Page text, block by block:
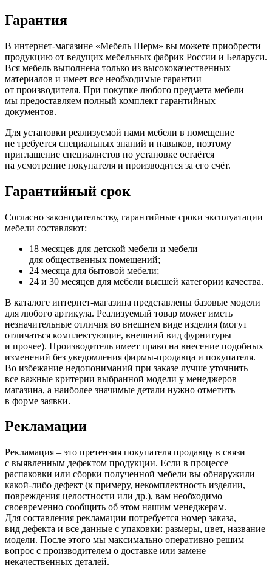
Гарантия
В интернет-магазине «Мебель Шерм» вы можете приобрести
продукцию от ведущих мебельных фабрик России и Беларуси.
Вся мебель выполнена только из высококачественных
материалов и имеет все необходимые гарантии
от производителя. При покупке любого предмета мебели
мы предоставляем полный комплект гарантийных
документов.
Для установки реализуемой нами мебели в помещение
не требуется специальных знаний и навыков, поэтому
приглашение специалистов по установке остаётся
на усмотрение покупателя и производится за его счёт.
Гарантийный срок
Согласно законодательству, гарантийные сроки эксплуатации
мебели составляют:
18 месяцев для детской мебели и мебели
для общественных помещений;
24 месяца для бытовой мебели;
24 и 30 месяцев для мебели высшей категории качества.
В каталоге интернет-магазина представлены базовые модели
для любого артикула. Реализуемый товар может иметь
незначительные отличия во внешнем виде изделия (могут
отличаться комплектующие, внешний вид фурнитуры
и прочее). Производитель имеет право на внесение подобных
изменений без уведомления фирмы-продавца и покупателя.
Во избежание недопониманий при заказе лучше уточнить
все важные критерии выбранной модели у менеджеров
магазина, а наиболее значимые детали нужно отметить
в форме заявки.
Рекламации
Рекламация – это претензия покупателя продавцу в связи
с выявленным дефектом продукции. Если в процессе
распаковки или сборки полученной мебели вы обнаружили
какой-либо дефект (к примеру, некомплектность изделии,
повреждения целостности или др.), вам необходимо
своевременно сообщить об этом нашим менеджерам.
Для составления рекламации потребуется номер заказа,
вид дефекта и все данные с упаковки: размеры, цвет, название
модели. После этого мы максимально оперативно решим
вопрос с производителем о доставке или замене
некачественных деталей.